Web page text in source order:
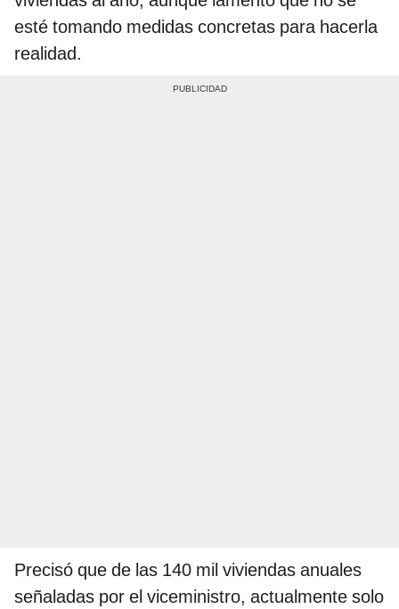
esté tomando medidas concretas para hacerla
realidad.
Precisó que de las 140 mil viviendas anuales
señaladas por el viceministro, actualmente solo